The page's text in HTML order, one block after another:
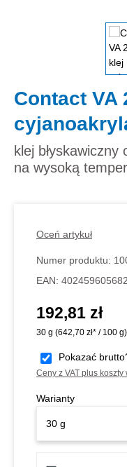
Contact VA
klej
na wysoką
Oceń artykuł
Numer produktu:
EAN:
Cena regularna:
192,81 zł
30 g (642,70 zł* / 100 g)
Pokazać
Ceny z VAT plus koszty
Warianty